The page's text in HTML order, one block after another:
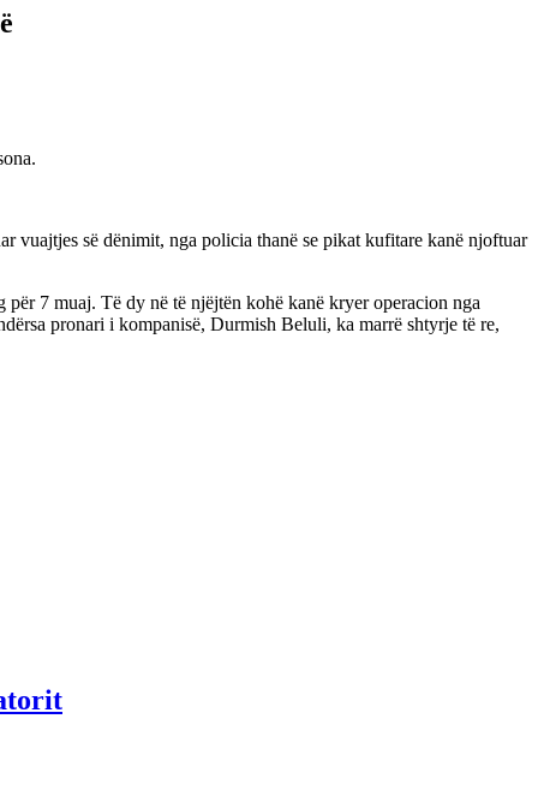
vuajtjes së dënimit, nga policia thanë se pikat kufitare kanë njoftuar
7 muaj. Të dy në të njëjtën kohë kanë kryer operacion nga
pronari i kompanisë, Durmish Beluli, ka marrë shtyrje të re,